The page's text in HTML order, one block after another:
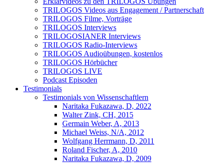
TRILOGOS Videos aus Engagement / Partnerschaft
TRILOGOS Filme, Vorträge
TRILOGOS Interviews
TRILOGOSIANER Interviews
TRILOGOS Radio-Interviews
TRILOGOS Audioübungen, kostenlos
TRILOGOS Hörbücher
TRILOGOS LIVE
Podcast Episoden
Testimonials
Testimonials von Wissenschaftlern
Naritaka Fukazawa, D, 2022
Walter Zink, CH, 2015
Germain Weber, A, 2013
Michael Weiss, N/A, 2012
Wolfgang Herrmann, D, 2011
Roland Fischer, A, 2010
Naritaka Fukazawa, D, 2009